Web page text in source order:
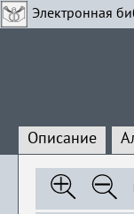
Электронная
Описание